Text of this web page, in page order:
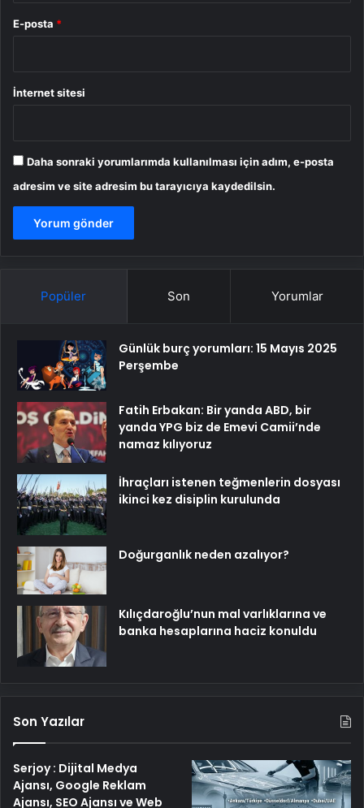
E-posta *
İnternet sitesi
Daha sonraki yorumlarımda kullanılması için adım, e-posta
adresim ve site adresim bu tarayıcıya kaydedilsin.
Popüler Son Yorumlar
Günlük burç yorumları: 15 Mayıs 2025
Perşembe
Fatih Erbakan: Bir yanda ABD, bir
yanda YPG biz de Emevi Camii’nde
namaz kılıyoruz
İhraçları istenen teğmenlerin dosyası
ikinci kez disiplin kurulunda
Doğurganlık neden azalıyor?
Kılıçdaroğlu’nun mal varlıklarına ve
banka hesaplarına haciz konuldu
Son Yazılar
Serjoy : Dijital Medya
Ajansı, Google Reklam
Ajansı, SEO Ajansı ve Web